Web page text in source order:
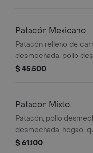
Patacón Mexicano
Patacón relleno de
desmechada, pollo
hogao, queso
$ 45.500
Patacon Mixto.
Patacón, pollo
desmechada, hogao,
hogao y huevos de
$ 61.100